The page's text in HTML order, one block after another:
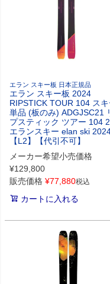
エラン スキー板 日本正規品
エラン スキー板 2024
RIPSTICK TOUR 104 スキ
単品 (板のみ) ADGJSC21
プスティック ツアー 104
エランスキー elan ski
【L2】【代引不可】
メーカー希望小売価格
¥129,800
販売価格 ¥77,880税込
カートに入れる